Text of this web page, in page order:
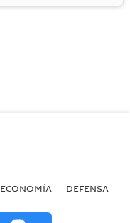
ECONOMÍA DEFENSA